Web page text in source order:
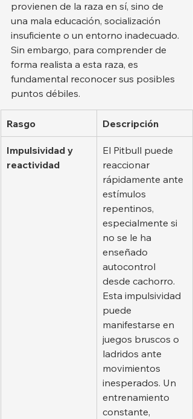
provienen de la raza en sí, sino de
una mala educación, socialización
insuficiente o un entorno inadecuado.
Sin embargo, para comprender de
forma realista a esta raza, es
fundamental reconocer sus posibles
puntos débiles.
Rasgo Descripción
Impulsividad y
reactividad
El Pitbull puede
reaccionar
rápidamente ante
estímulos
repentinos,
especialmente si
no se le ha
enseñado
autocontrol
desde cachorro.
Esta impulsividad
puede
manifestarse en
juegos bruscos o
ladridos ante
movimientos
inesperados. Un
entrenamiento
constante,